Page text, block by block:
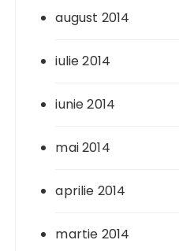
august 2014
iulie 2014
iunie 2014
mai 2014
aprilie 2014
martie 2014